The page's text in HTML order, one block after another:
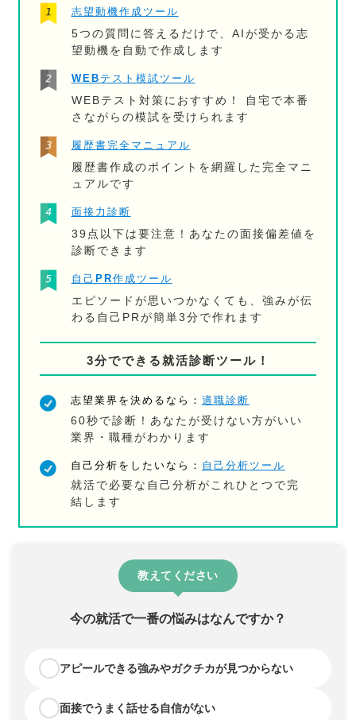
志望動機作成ツール
5つの質問に答えるだけで、AIが受かる志
望動機を自動で作成します
WEBテスト模試ツール
WEBテスト対策におすすめ！ 自宅で本番
さながらの模試を受けられます
履歴書完全マニュアル
履歴書作成のポイントを網羅した完全マニ
ュアルです
面接力診断
39点以下は要注意！あなたの面接偏差値を
診断できます
自己PR作成ツール
エピソードが思いつかなくても、強みが伝
わる自己PRが簡単3分で作れます
3分でできる就活診断ツール！
志望業界を決めるなら：適職診断
60秒で診断！あなたが受けない方がいい
業界・職種がわかります
自己分析をしたいなら： 自己分析ツール
就活で必要な自己分析がこれひとつで完
結します